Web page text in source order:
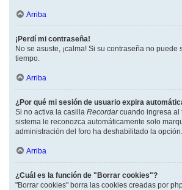
Arriba
¡Perdí mi contraseña!
No se asuste, ¡calma! Si su contraseña no
tiempo.
Arriba
¿Por qué mi sesión de usuario expira
Si no activa la casilla Recordarcuando ingresa al
sistema le reconozca automáticamente solo
administración del foro ha deshabilitado la opción.
Arriba
¿Cuál es la función de "Borrar cookies"?
"Borrar cookies" borra las cookies creadas por